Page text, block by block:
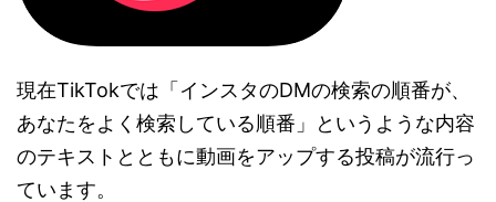
現在TikTokでは「インスタのDMの検索の順番が、
あなたをよく検索している順番」というような内容
のテキストとともに動画をアップする投稿が流行っ
ています。